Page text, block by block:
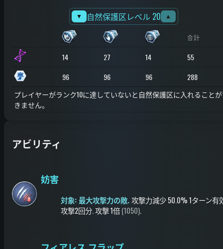
▼ 自然保護区レベル 20 ▲
合計
14 27 14
55
96
96 96
288
プレイヤーがランク10に達していないと自然保護区に入れること
きません。
アビリティ
妨害
対象: 最大攻撃力の敵.攻撃力減少50.0%1ターン有
攻撃2回分.攻撃1倍(1050).